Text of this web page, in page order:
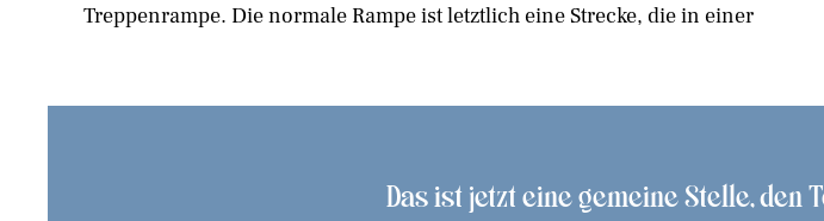
Treppenrampe. Die normale Rampe ist letztlich eine Strecke, die in einer
Das ist jetzt eine gemeine Stelle, den